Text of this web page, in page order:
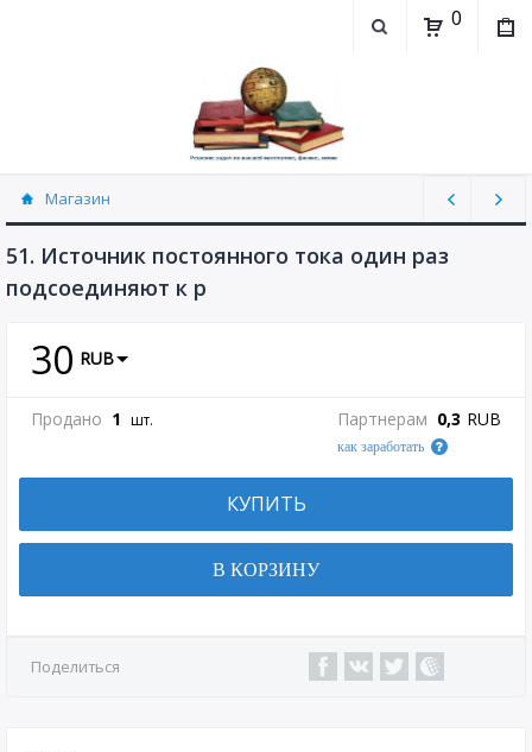
0
Магазин
Физика, химия (рассылаю Doc+PDF) (8689)
51. Источник постоянного тока один раз
подсоединяют к р
30 RUB
Продано 1 шт. Партнерам 0,3 RUB
как заработать
КУПИТЬ
В КОРЗИНУ
Поделиться